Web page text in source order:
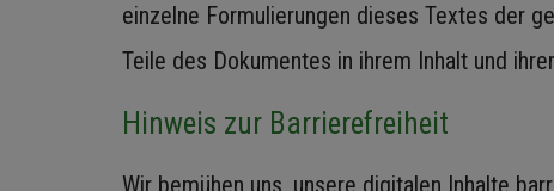
einzelne Formulierungen dieses Textes der
Teile des Dokumentes in ihrem Inhalt und
Hinweis zur Barrierefreiheit